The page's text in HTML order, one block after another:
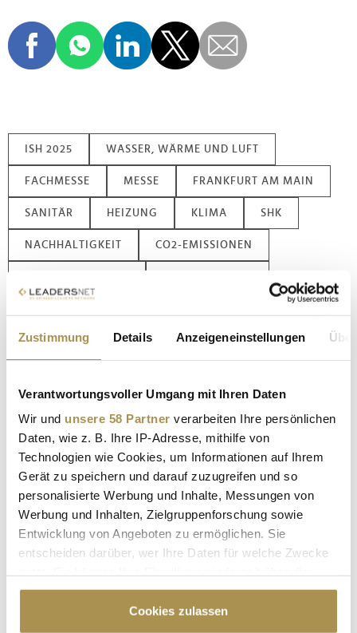
Zustimmung Details Anzeigeneinstellungen
Verantwortungsvoller Umgang mit Ihren Daten
Wir und unsere 58 Partner verarbeiten Ihre persönlichen
Daten, wie z. B. Ihre IP-Adresse, mithilfe von
Technologien wie Cookies, um Informationen auf Ihrem
Gerät zu speichern und darauf zuzugreifen und so
personalisierte Werbung und Inhalte, Messungen von
Werbung und Inhalten, Zielgruppenforschung sowie
Entwicklung von Angeboten zu ermöglichen. Sie
entscheiden darüber, wer Ihre Daten für welche Zwecke
Cookie-Erklärung oder durch Klicken auf das Privacy
Trigger Symbol ändern oder widerrufen
Cookies zulassen
ISH 2025 WASSER, WÄRME UND LUFT
FACHMESSE MESSE FRANKFURT AM MAIN
SANITÄR HEIZUNG KLIMA SHK
NACHHALTIGKEIT CO2-EMISSIONEN
WELTWASSERTAG HANSGROHE
Kommentar veröffentlichen
Autor:*
Kommentar:*